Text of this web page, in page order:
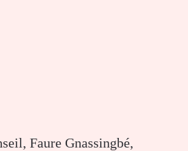
Faure Gnassingbé,